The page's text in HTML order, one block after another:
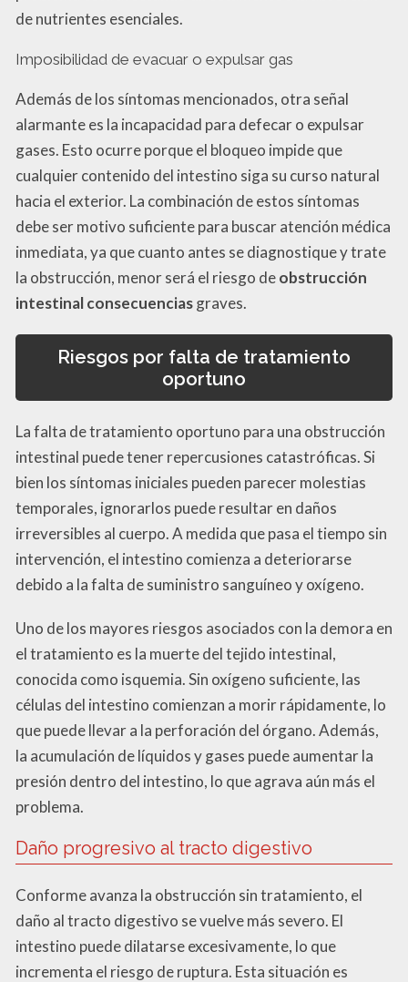
de nutrientes esenciales.
Imposibilidad de evacuar o expulsar gas
Además de los síntomas mencionados, otra señal
alarmante es la incapacidad para defecar o expulsar
gases. Esto ocurre porque el bloqueo impide que
cualquier contenido del intestino siga su curso natural
hacia el exterior. La combinación de estos síntomas
debe ser motivo suficiente para buscar atención médica
inmediata, ya que cuanto antes se diagnostique y trate
la obstrucción, menor será el riesgo deobstrucción
intestinal consecuenciasgraves.
Riesgos por falta de tratamiento
oportuno
La falta de tratamiento oportuno para una obstrucción
intestinal puede tener repercusiones catastróficas. Si
bien los síntomas iniciales pueden parecer molestias
temporales, ignorarlos puede resultar en daños
irreversibles al cuerpo. A medida que pasa el tiempo sin
intervención, el intestino comienza a deteriorarse
debido a la falta de suministro sanguíneo y oxígeno.
Uno de los mayores riesgos asociados con la demora en
el tratamiento es la muerte del tejido intestinal,
conocida como isquemia. Sin oxígeno suficiente, las
células del intestino comienzan a morir rápidamente, lo
que puede llevar a la perforación del órgano. Además,
la acumulación de líquidos y gases puede aumentar la
presión dentro del intestino, lo que agrava aún más el
problema.
Daño progresivo al tracto digestivo
Conforme avanza la obstrucción sin tratamiento, el
daño al tracto digestivo se vuelve más severo. El
intestino puede dilatarse excesivamente, lo que
incrementa el riesgo de ruptura. Esta situación es